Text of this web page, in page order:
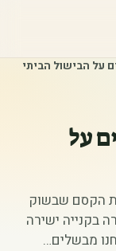
על הבישול הביתי
על
הקסם שבשוק
בקנייה ישירה
מבשלים…